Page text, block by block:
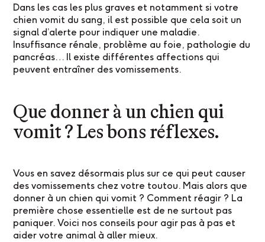
Dans les cas les plus graves et notamment si votre
chien vomit du sang, il est possible que cela soit un
signal d’alerte pour indiquer une maladie.
Insuffisance rénale, problème au foie, pathologie du
pancréas… Il existe différentes affections qui
peuvent entraîner des vomissements.
Que donner à un chien qui
vomit ? Les bons réflexes.
Vous en savez désormais plus sur ce qui peut causer
des vomissements chez votre toutou. Mais alors que
donner à un chien qui vomit ? Comment réagir ? La
première chose essentielle est de ne surtout pas
paniquer. Voici nos conseils pour agir pas à pas et
aider votre animal à aller mieux.